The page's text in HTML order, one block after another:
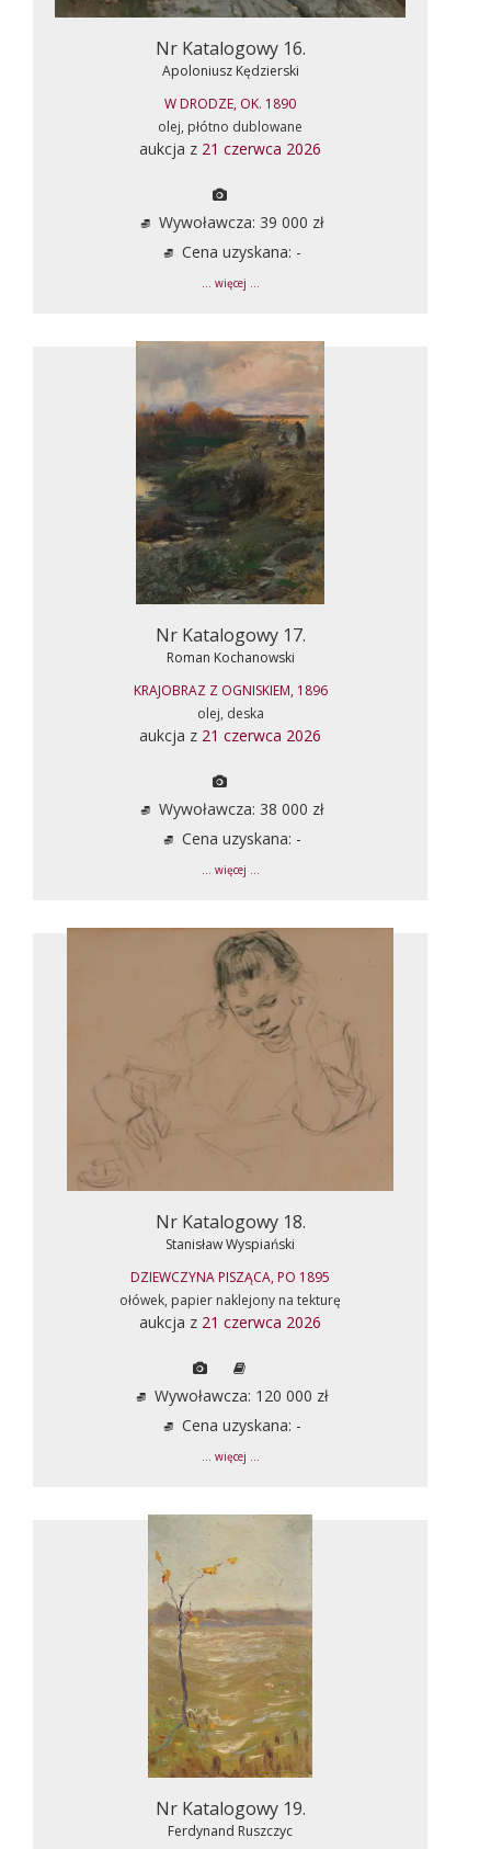
Nr Katalogowy 16.
Apoloniusz Kędzierski
W DRODZE, OK. 1890
olej, płótno dublowane
aukcja z 21 czerwca 2026
Wywoławcza: 39 000 zł
Cena uzyskana: -
... więcej ...
Nr Katalogowy 17.
Roman Kochanowski
KRAJOBRAZ Z OGNISKIEM, 1896
olej, deska
aukcja z 21 czerwca 2026
Wywoławcza: 38 000 zł
Cena uzyskana: -
... więcej ...
Nr Katalogowy 18.
Stanisław Wyspiański
DZIEWCZYNA PISZĄCA, PO 1895
ołówek, papier naklejony na tekturę
aukcja z 21 czerwca 2026
Wywoławcza: 120 000 zł
Cena uzyskana: -
... więcej ...
Nr Katalogowy 19.
Ferdynand Ruszczyc